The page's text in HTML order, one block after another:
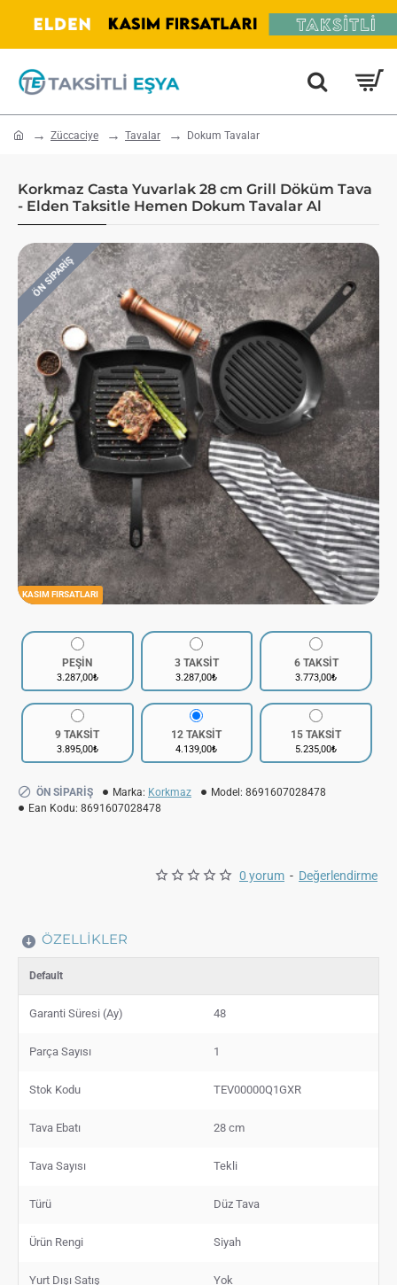
home Züccaciye Tavalar Dokum Tavalar
Korkmaz Casta Yuvarlak 28 cm Grill Döküm Tava
- Elden Taksitle Hemen Dokum Tavalar Al
KASIM FIRSATLARI
ÖN SIPARIŞ
0 yorum - Değerlendirme
PEŞİN
3.287,00₺
3 TAKSİT
3.287,00₺
6 TAKSİT
3.773,00₺
9 TAKSİT
3.895,00₺
12 TAKSİT
4.139,00₺
15 TAKSİT
5.235,00₺
ÖN SIPARIŞ Marka: Korkmaz Model: 8691607028478
Ean Kodu: 8691607028478
ÖZELLIKLER
Default
Garanti Süresi (Ay) 48
Parça Sayısı 1
Stok Kodu TEV00000Q1GXR
Tava Ebatı 28 cm
Tava Sayısı Tekli
Türü Düz Tava
Ürün Rengi Siyah
Yurt Dışı Satış Yok